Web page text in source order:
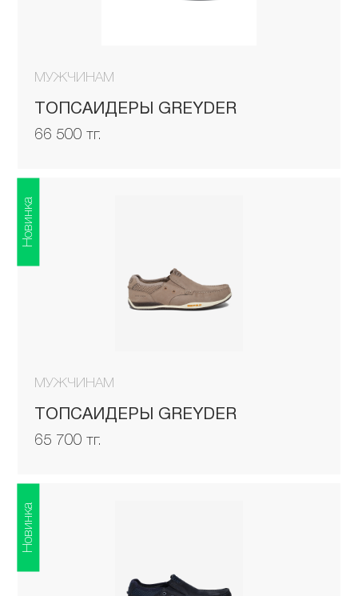
МУЖЧИНАМ
ТОПСАЙДЕРЫ GREYDER
66 500 тг.
МУЖЧИНАМ
ТОПСАЙДЕРЫ GREYDER
65 700 тг.
Новинка
Новинка